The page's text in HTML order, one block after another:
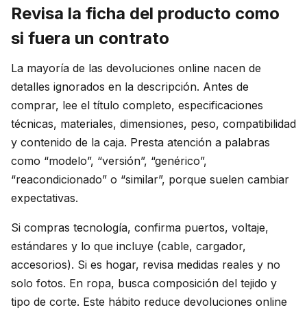
Revisa la ficha del producto como
si fuera un contrato
La mayoría de las devoluciones online nacen de
detalles ignorados en la descripción. Antes de
comprar, lee el título completo, especificaciones
técnicas, materiales, dimensiones, peso, compatibilidad
y contenido de la caja. Presta atención a palabras
como “modelo”, “versión”, “genérico”,
“reacondicionado” o “similar”, porque suelen cambiar
expectativas.
Si compras tecnología, confirma puertos, voltaje,
estándares y lo que incluye (cable, cargador,
accesorios). Si es hogar, revisa medidas reales y no
solo fotos. En ropa, busca composición del tejido y
tipo de corte. Este hábito reduce devoluciones online